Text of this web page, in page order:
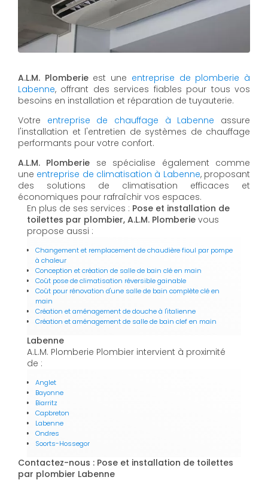
A.L.M. Plomberieest une entreprise de plomberie à
Labenne, offrant des services fiables pour tous vos
besoins en installation et réparation de tuyauterie.
Votre entreprise de chauffage à Labenne assure
l'installation et l'entretien de systèmes de chauffage
performants pour votre confort.
A.L.M. Plomberie se spécialise également comme
une entreprise de climatisation à Labenne, proposant
des solutions de climatisation efficaces et
économiques pour rafraîchir vos espaces.
En plus de ses services : Pose et installation de
toilettes par plombier, A.L.M. Plomberie vous
propose aussi :
Changement et remplacement de chaudière fioul par pompe
à chaleur
Conception et création de salle de bain clé en main
Coût pose de climatisation réversible gainable
Coût pour rénovation d'une salle de bain complète clé en
main
Création et aménagement de douche à l'italienne
Création et aménagement de salle de bain clef en main
Labenne
A.L.M. Plomberie Plombier intervient à proximité
de :
Anglet
Bayonne
Biarritz
Capbreton
Labenne
Ondres
Soorts-Hossegor
Contactez-nous : Pose et installation de toilettes
par plombier Labenne